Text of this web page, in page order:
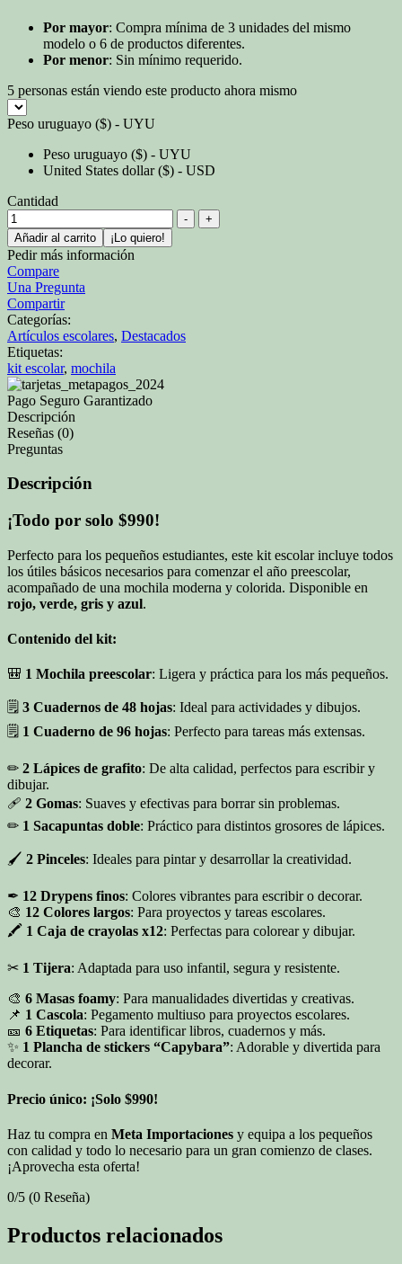
Por mayor: Compra mínima de 3 unidades del mismo
modelo o 6 de productos diferentes.
Por menor: Sin mínimo requerido.
5 personas están viendo este producto ahora mismo
Peso uruguayo ($) - UYU
Peso uruguayo ($) - UYU
United States dollar ($) - USD
Cantidad
-
+
Añadir al carrito
¡Lo quiero!
Pedir más información
Compare
Una Pregunta
Compartir
Categorías:
Artículos escolares, Destacados
Etiquetas:
kit escolar, mochila
Pago Seguro Garantizado
Descripción
Reseñas (0)
Preguntas
Descripción
¡Todo por solo $990!
Perfecto para los pequeños estudiantes, este kit escolar incluye todos
los útiles básicos necesarios para comenzar el año preescolar,
acompañado de una mochila moderna y colorida. Disponible en
rojo, verde, gris y azul.
Contenido del kit:
🎒 1 Mochila preescolar: Ligera y práctica para los más pequeños.
🗒 3 Cuadernos de 48 hojas: Ideal para actividades y dibujos.
🗒 1 Cuaderno de 96 hojas: Perfecto para tareas más extensas.
✏ 2 Lápices de grafito: De alta calidad, perfectos para escribir y
dibujar.
🩹 2 Gomas: Suaves y efectivas para borrar sin problemas.
✏ 1 Sacapuntas doble: Práctico para distintos grosores de lápices.
🖌 2 Pinceles: Ideales para pintar y desarrollar la creatividad.
✒ 12 Drypens finos: Colores vibrantes para escribir o decorar.
🎨 12 Colores largos: Para proyectos y tareas escolares.
🖍 1 Caja de crayolas x12: Perfectas para colorear y dibujar.
✂ 1 Tijera: Adaptada para uso infantil, segura y resistente.
🎨 6 Masas foamy: Para manualidades divertidas y creativas.
📌 1 Cascola: Pegamento multiuso para proyectos escolares.
🎫 6 Etiquetas: Para identificar libros, cuadernos y más.
✨ 1 Plancha de stickers “Capybara”: Adorable y divertida para
decorar.
Precio único: ¡Solo $990!
Haz tu compra en Meta Importaciones y equipa a los pequeños
con calidad y todo lo necesario para un gran comienzo de clases.
¡Aprovecha esta oferta!
0/5 (0 Reseña)
Productos relacionados